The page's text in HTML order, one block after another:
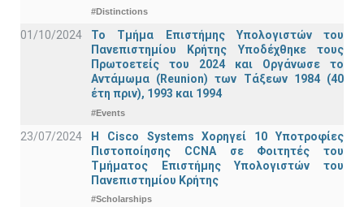
#Distinctions
01/10/2024
Το Τμήμα Επιστήμης Υπολογιστών του
Πανεπιστημίου Κρήτης Υποδέχθηκε τους
Πρωτοετείς του 2024 και Οργάνωσε το
Αντάμωμα (Reunion) των Τάξεων 1984 (40
έτη πριν), 1993 και 1994
#Events
23/07/2024
Η Cisco Systems Χορηγεί 10 Υποτροφίες
Πιστοποίησης CCNA σε Φοιτητές του
Τμήματος Επιστήμης Υπολογιστών του
Πανεπιστημίου Κρήτης
#Scholarships